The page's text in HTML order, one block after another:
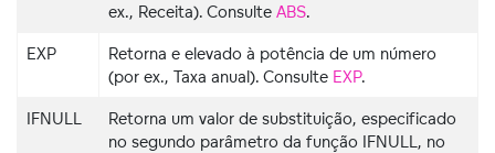
ex., Receita). Consulte ABS.
EXP
Retorna e elevado à potência de um número
(por ex., Taxa anual). Consulte EXP.
IFNULL
Retorna um valor de substituição, especificado
no segundo parâmetro da função IFNULL, no